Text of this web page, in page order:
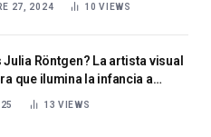
27, 2024 10VIEWS
Julia Röntgen? La artista visual
que ilumina la infancia a
la imaginación y la ilustración
13 VIEWS